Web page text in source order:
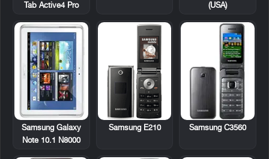
(USA)
Tab Active4 Pro
Samsung C3560
Samsung E210
Samsung Galaxy
Note 10.1 N8000